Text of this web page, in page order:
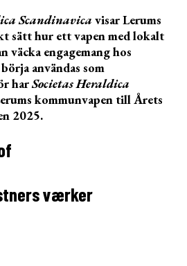
Scandinavica visar Lerums
sätt hur ett vapen med lokalt
väcka engagemang hos
användas som
harSocietas Heraldica
kommunvapen till Årets
2025.
værker